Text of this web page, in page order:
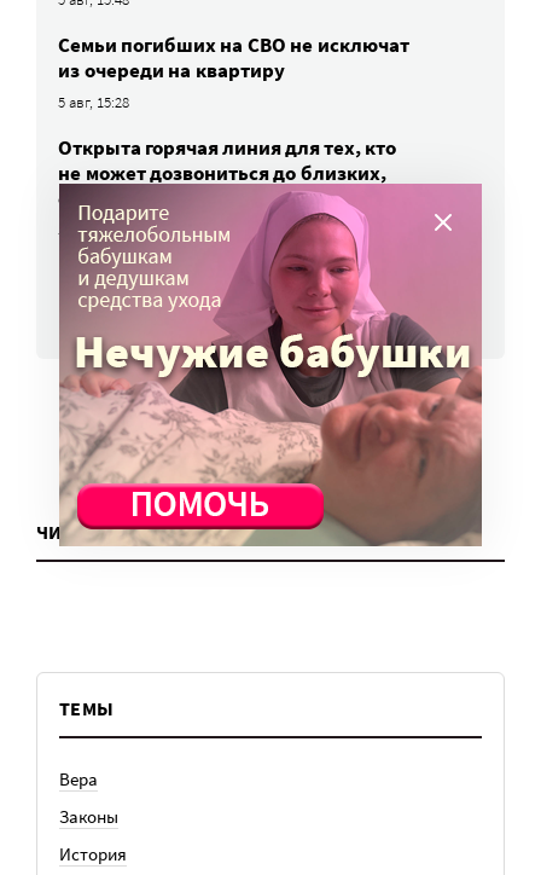
Семьи погибших на СВО не исключат
из очереди на квартиру
5 авг, 15:28
Открыта горячая линия для тех, кто
не может дозвониться до близких,
отдыхающих в Архипо-Осиповке
5 авг, 14:32
ЧИТАТЬ ЕЩЕ
ТЕМЫ
Вера
Законы
История